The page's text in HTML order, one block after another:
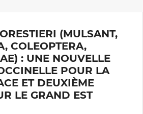
(MULSANT,
COLEOPTERA,
: UNE NOUVELLE
POUR LA
ET DEUXIÈME
LE GRAND EST